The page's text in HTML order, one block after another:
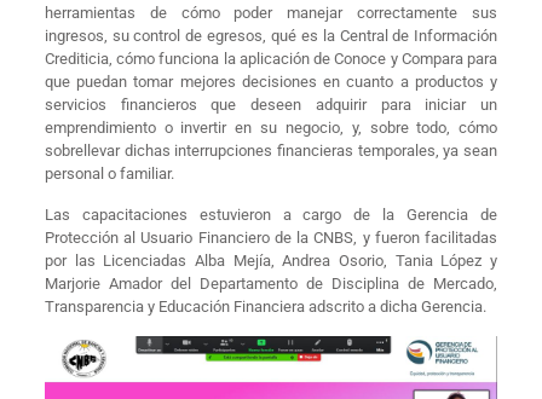
herramientas de cómo poder manejar correctamente sus
ingresos, su control de egresos, qué es la Central de Información
Crediticia, cómo funciona la aplicación de Conoce y Compara para
que puedan tomar mejores decisiones en cuanto a productos y
servicios financieros que deseen adquirir para iniciar un
emprendimiento o invertir en su negocio, y, sobre todo, cómo
sobrellevar dichas interrupciones financieras temporales, ya sean
personal o familiar.
Las capacitaciones estuvieron a cargo de la Gerencia de
Protección al Usuario Financiero de la CNBS, y fueron facilitadas
por las Licenciadas Alba Mejía, Andrea Osorio, Tania López y
Marjorie Amador del Departamento de Disciplina de Mercado,
Transparencia y Educación Financiera adscrito a dicha Gerencia.